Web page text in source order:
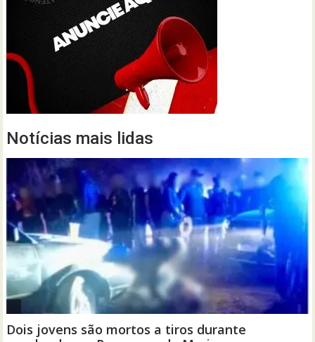
Notícias mais lidas